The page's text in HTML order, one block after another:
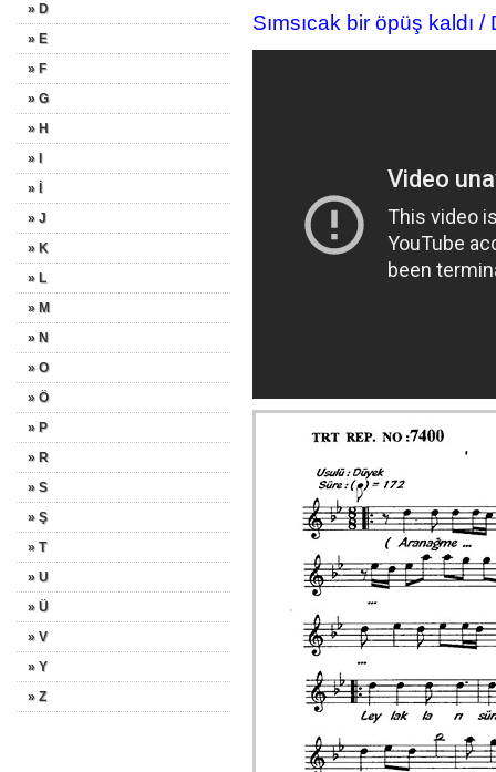
» D
» E
» F
» G
» H
» I
» İ
» J
» K
» L
» M
» N
» O
» Ö
» P
» R
» S
» Ş
» T
» U
» Ü
» V
» Y
» Z
Sımsıcak bir öpüş kaldı